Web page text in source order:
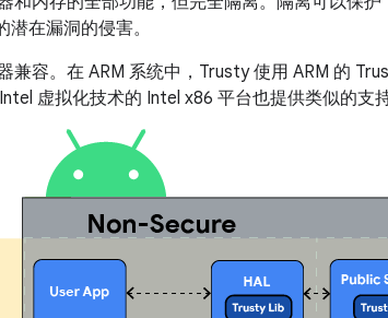
在漏洞的侵害。
兼容。在 ARM 系统中，Trusty 使用 ARM 的
虚拟化技术的 Intel x86 平台也提供类似的支持